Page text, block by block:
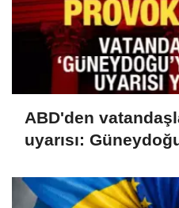
ABD'den
uyarısı: